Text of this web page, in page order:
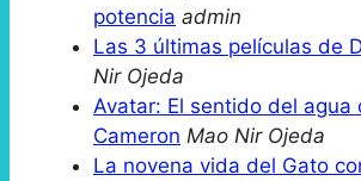
potencia admin
Las 3 últimas películas de
Nir Ojeda
Avatar: El sentido del agua
Cameron Mao Nir Ojeda
La novena vida del Gato